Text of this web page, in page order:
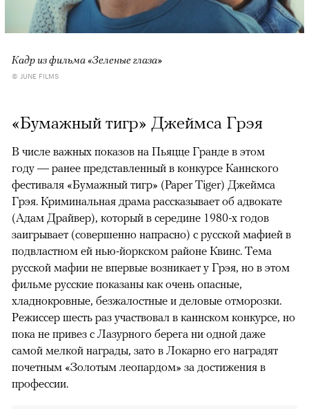
Кадр из фильма «Зеленые глаза»
© JUNE FILMS
«Бумажный тигр» Джеймса Грэя
В числе важных показов на Пьяцце Гранде в этом
году — ранее представленный в конкурсе Каннского
фестиваля «Бумажный тигр» (Paper Tiger) Джеймса
Грэя. Криминальная драма рассказывает об адвокате
(Адам Драйвер), который в середине 1980-х годов
заигрывает (совершенно напрасно) с русской мафией в
подвластном ей нью-йоркском районе Квинс. Тема
русской мафии не впервые возникает у Грэя, но в этом
фильме русские показаны как очень опасные,
хладнокровные, безжалостные и деловые отморозки.
Режиссер шесть раз участвовал в каннском конкурсе, но
пока не привез с Лазурного берега ни одной даже
самой мелкой награды, зато в Локарно его наградят
почетным «Золотым леопардом» за достижения в
профессии.